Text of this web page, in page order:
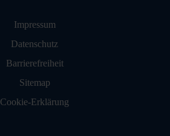
Navigation überspringen
Impressum
Datenschutz
Barrierefreiheit
Sitemap
Cookie-Erklärung